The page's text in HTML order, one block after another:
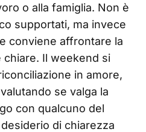
o alla famiglia. Non è
supportati, ma invece
conviene affrontare la
Il weekend si
in amore,
se valga la
con qualcuno del
di chiarezza